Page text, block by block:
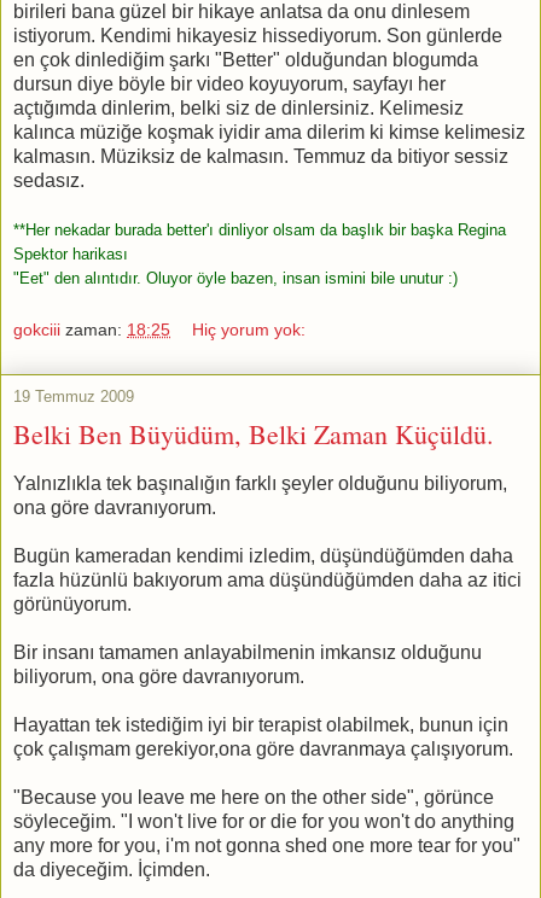
birileri bana güzel bir hikaye anlatsa da onu dinlesem
istiyorum. Kendimi hikayesiz hissediyorum. Son günlerde
en çok dinlediğim şarkı "Better" olduğundan blogumda
dursun diye böyle bir video koyuyorum, sayfayı her
açtığımda dinlerim, belki siz de dinlersiniz. Kelimesiz
kalınca müziğe koşmak iyidir ama dilerim ki kimse kelimesiz
kalmasın. Müziksiz de kalmasın. Temmuz da bitiyor sessiz
sedasız.
**Her nekadar burada better'ı dinliyor olsam da başlık bir başka Regina
Spektor harikası
"Eet" den alıntıdır. Oluyor öyle bazen, insan ismini bile unutur :)
gokciii zaman: 18:25 Hiç yorum yok:
19 Temmuz 2009
Belki Ben Büyüdüm, Belki Zaman Küçüldü.
Yalnızlıkla tek başınalığın farklı şeyler olduğunu biliyorum,
ona göre davranıyorum.
Bugün kameradan kendimi izledim, düşündüğümden daha
fazla hüzünlü bakıyorum ama düşündüğümden daha az itici
görünüyorum.
Bir insanı tamamen anlayabilmenin imkansız olduğunu
biliyorum, ona göre davranıyorum.
Hayattan tek istediğim iyi bir terapist olabilmek, bunun için
çok çalışmam gerekiyor,ona göre davranmaya çalışıyorum.
"Because you leave me here on the other side", görünce
söyleceğim. "I won't live for or die for you won't do anything
any more for you, i'm not gonna shed one more tear for you"
da diyeceğim. İçimden.